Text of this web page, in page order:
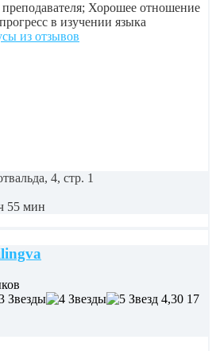
Хорошее отношение
в изучении языка
из отзывов
4, стр. 1
55 мин
4,30 17